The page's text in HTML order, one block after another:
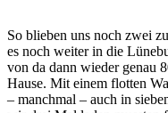
So blieben uns noch zwei
es noch weiter in die
von da dann wieder genau
Hause. Mit einem flotten
– manchmal – auch in